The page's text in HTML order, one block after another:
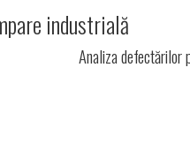
industrială
Analiza defectărilor